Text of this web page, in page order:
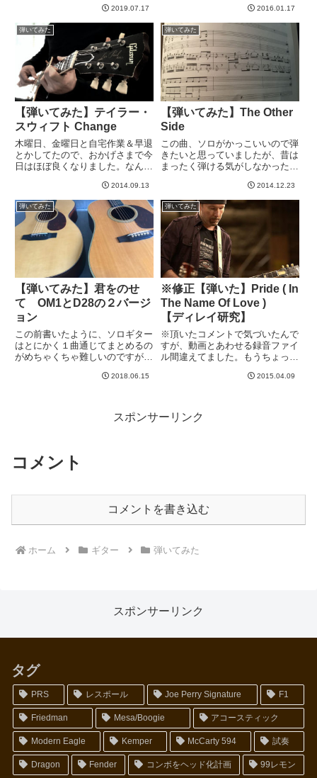
リードマンよりこっちの方がしっ
くりくるかな？というのもあり、
急遽、動画撮ってみました＾＾エ
アロスミスのLove In...
2019.07.17
年は６本でした。→ 過去の「弾
いてみた」記事一覧先日、ライブ
で弾いたB'zのLiar! L...
2016.01.17
弾いてみた
【弾いてみた】テイラー・
スウィフト Change
木曜日、金曜日と自宅作業＆早退
とかしてたので、おかげさまで今
日はほぼ良くなりました。なんか
りました＾＾ 体調よくなった
ら、今朝はかなり早起きしてしま
ったwで、Youtubeみてたら、こ
の曲のサムネイルがたまたま...
2014.09.13
弾いてみた
【弾いてみた】The Other
Side
この曲、ソロがかっこいいので弾
きたいと思っていましたが、昔は
まったく弾ける気がしなかったの
わ、こんなの、と思ったのを覚え
ていますwしかし、今ならひょっ
としたら、、、と思い、本日練習
したところ、、、なんとか弾け
た！...
2014.12.23
弾いてみた
【弾いてみた】君をのせ
て OM1とD28の２バージ
ョン
この前書いたように、ソロギター
はとにかく１曲通じてまとめるの
がめちゃくちゃ難しいのですが、
ったん区切りをつけるべく録画。
ピュタいってますが、南...
2018.06.15
弾いてみた
※修正【弾いた】Pride ( In
The Name Of Love )
【ディレイ研究】
※頂いたコメントで気づいたんで
すが、動画とあわせる録音ファイ
ル間違えてました。もうちょっと
修正最近、改めてディレイにはま
ィレイが映えるリフを模索...
2015.04.09
スポンサーリンク
コメント
コメントを書き込む
ホーム ギター 弾いてみた
スポンサーリンク
タグ
PRS レスポール Joe Perry Signature F1
Friedman Mesa/Boogie アコースティック
Modern Eagle Kemper McCarty 594 試奏
Dragon Fender コンボをヘッド化計画 99レモン